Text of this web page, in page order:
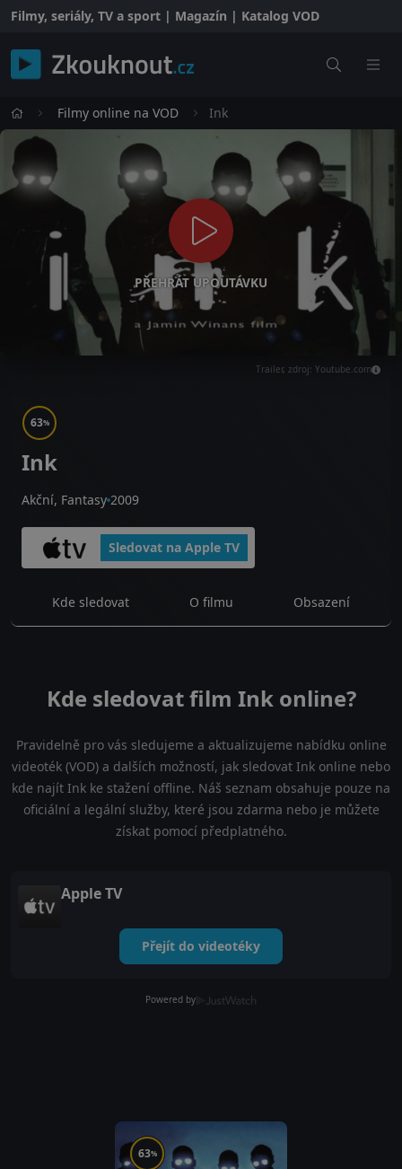
Filmy, seriály, TV a sport | Magazín | Katalog VOD
Filmy online na VOD Ink
PŘEHRÁT UPOUTÁVKU
Trailer, zdroj: Youtube.com
63%
Ink
Akční, Fantasy 2009
Sledovat na Apple TV
Kde sledovat O filmu Obsazení
Kde sledovat film Ink online?
Pravidelně pro vás sledujeme a aktualizujeme nabídku online
videoték (VOD) a dalších možností, jak sledovat Ink online nebo
kde najít Ink ke stažení offline. Náš seznam obsahuje pouze na
oficiální a legální služby, které jsou zdarma nebo je můžete
získat pomocí předplatného.
Apple TV
Přejít do videotéky
Powered by
63%